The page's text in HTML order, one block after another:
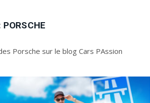
PORSCHE
Porsche sur le blog Cars PAssion